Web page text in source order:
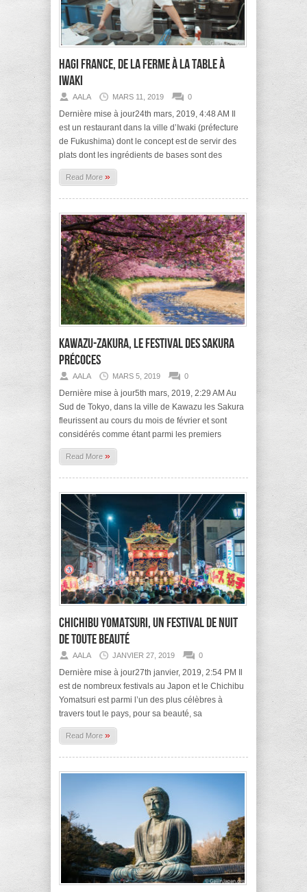
Hagi France, de la ferme à la table à
Iwaki
AALA MARS 11, 2019 0
Dernière mise à jour24th mars, 2019, 4:48 AM Il
est un restaurant dans la ville d’Iwaki (préfecture
de Fukushima) dont le concept est de servir des
plats dont les ingrédients de bases sont des
Read More »
Kawazu-zakura, le festival des sakura
précoces
AALA MARS 5, 2019 0
Dernière mise à jour5th mars, 2019, 2:29 AM Au
Sud de Tokyo, dans la ville de Kawazu les Sakura
fleurissent au cours du mois de février et sont
considérés comme étant parmi les premiers
Read More »
Chichibu Yomatsuri, un festival de nuit
de toute beauté
AALA JANVIER 27, 2019 0
Dernière mise à jour27th janvier, 2019, 2:54 PM Il
est de nombreux festivals au Japon et le Chichibu
Yomatsuri est parmi l’un des plus célèbres à
travers tout le pays, pour sa beauté, sa
Read More »